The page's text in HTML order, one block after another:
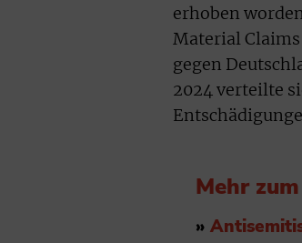
erhoben
Material
gegen
2024 verteilte
Mehr
»